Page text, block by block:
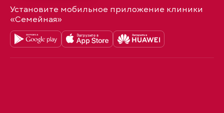
Установите мобильное приложение клиники
«Семейная»